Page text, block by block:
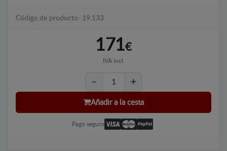
Código de producto: 19.133
171€
IVA incl.
Añadir a la cesta
Pago seguro